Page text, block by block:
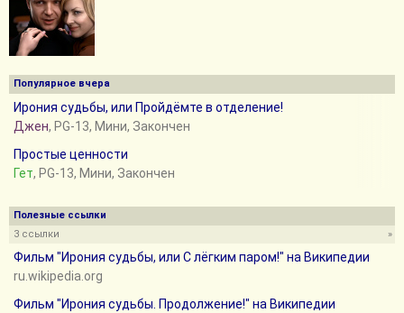
Популярное вчера
Ирония судьбы, или Пройдёмте в отделение!
Джен, PG-13, Мини, Закончен
Простые ценности
Гет, PG-13, Мини, Закончен
Полезные ссылки
3 ссылки
»
Фильм "Ирония судьбы, или С лёгким паром!" на Википедии
ru.wikipedia.org
Фильм "Ирония судьбы. Продолжение!" на Википедии